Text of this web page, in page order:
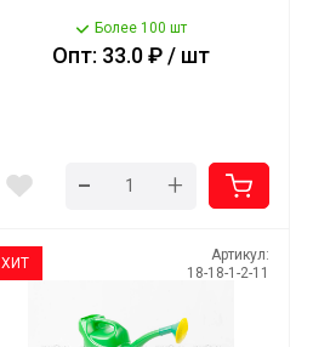
Более 100 шт
Опт: 33.0 ₽ / шт
- +
ХИТ
Артикул:
18-18-1-2-11